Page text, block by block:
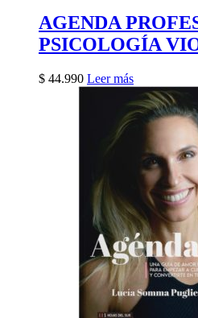
AGENDA
PSICOLOGÍA
$ 44.990 Leer más